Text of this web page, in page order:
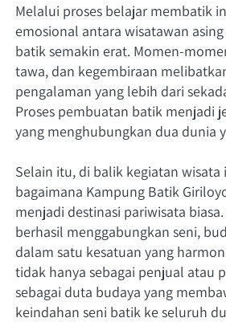
Melalui proses belajar membatik
emosional antara wisatawan
batik semakin erat. Momen-
tawa, dan kegembiraan
pengalaman yang lebih dari
Proses pembuatan batik menjadi
yang menghubungkan dua dunia
Selain itu, di balik kegiatan wisata
bagaimana Kampung Batik
menjadi destinasi pariwisata
berhasil menggabungkan seni,
dalam satu kesatuan yang
tidak hanya sebagai penjual atau
sebagai duta budaya yang
keindahan seni batik ke seluruh